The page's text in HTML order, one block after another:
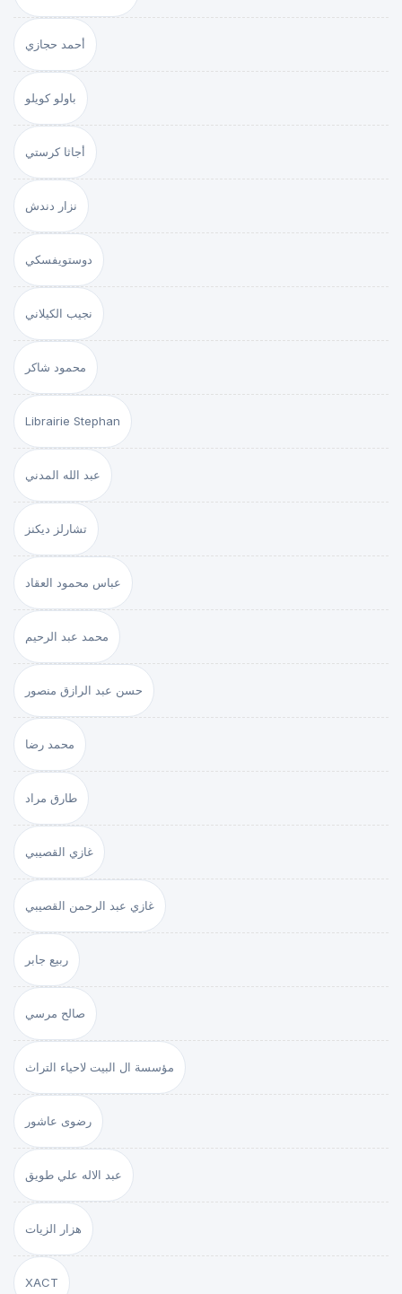
أحمد حجازي
باولو كويلو
أجاثا كرستي
نزار دندش
دوستويفسكي
نجيب الكيلاني
محمود شاكر
Librairie Stephan
عبد الله المدني
تشارلز ديكنز
عباس محمود العقاد
محمد عبد الرحيم
حسن عبد الرازق منصور
محمد رضا
طارق مراد
غازي القصيبي
غازي عبد الرحمن القصيبي
ربيع جابر
صالح مرسي
مؤسسة ال البيت لاحياء التراث
رضوى عاشور
عبد الاله علي طويق
هزار الزيات
XACT